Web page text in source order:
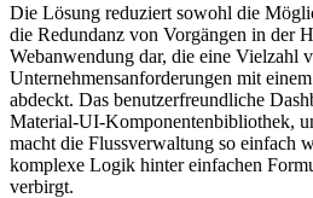
Die Lösung reduziert sowohl die
die Redundanz von Vorgängen in der
Webanwendung dar, die eine Vielzahl
Unternehmensanforderungen mit
abdeckt. Das benutzerfreundliche
Material-UI-Komponentenbibliothek,
macht die Flussverwaltung so einfach
komplexe Logik hinter einfachen
verbirgt.